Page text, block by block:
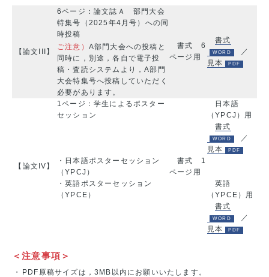
【論文III】
6ページ：論文誌Ａ 部門大会
特集号（2025年4月号）への同
時投稿
書式 6
ページ用
書式
／
見本
ご注意） A部門大会への投稿と
同時に，別途，各自で電子投
稿・査読システムより，A部門
大会特集号へ投稿していただく
必要があります。
【論文IV】
1ページ：学生によるポスター
セッション
書式 1
ページ用
日本語
（YPCJ）用
書式
／
見本
・日本語ポスターセッション
（YPCJ）
・英語ポスターセッション
（YPCE）
英語
（YPCE）用
書式
／
見本
＜注意事項＞
・
PDF原稿サイズは，3MB以内にお願いいたします。